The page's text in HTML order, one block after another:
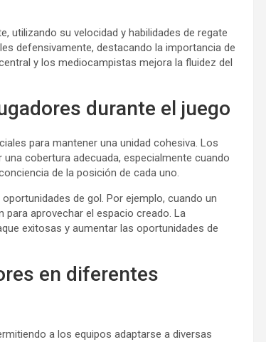
utilizando su velocidad y habilidades de regate
defensivamente, destacando la importancia de
y los mediocampistas mejora la fluidez del
durante el juego
para mantener una unidad cohesiva. Los
cobertura adecuada, especialmente cuando
de la posición de cada uno.
de gol. Por ejemplo, cuando un
aprovechar el espacio creado. La
exitosas y aumentar las oportunidades de
en diferentes
a los equipos adaptarse a diversas